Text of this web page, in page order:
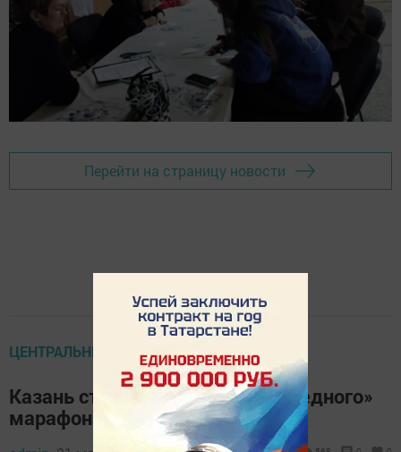
Перейти на страницу новости
ЦЕНТРАЛЬНЫЕ НОВОСТИ
Казань станет площадкой «победного»
марафона Знание. Первые